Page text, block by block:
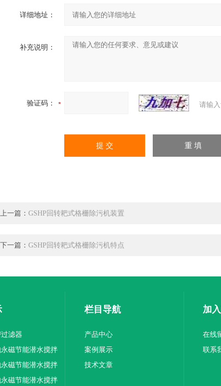
详细地址：
补充说明：
验证码： 请输
上一篇： GSHP回转耙式格栅除污机装置
下一篇： GSHP回转耙式格栅除污机特点
滤器
磁节能潜水搅拌
磁节能潜水搅拌
磁节能潜水搅拌
栏目导航
产品中心
案例展示
技术文章
加
在线
联系